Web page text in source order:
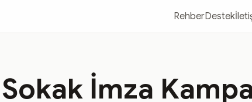
RehberDestek
İmza